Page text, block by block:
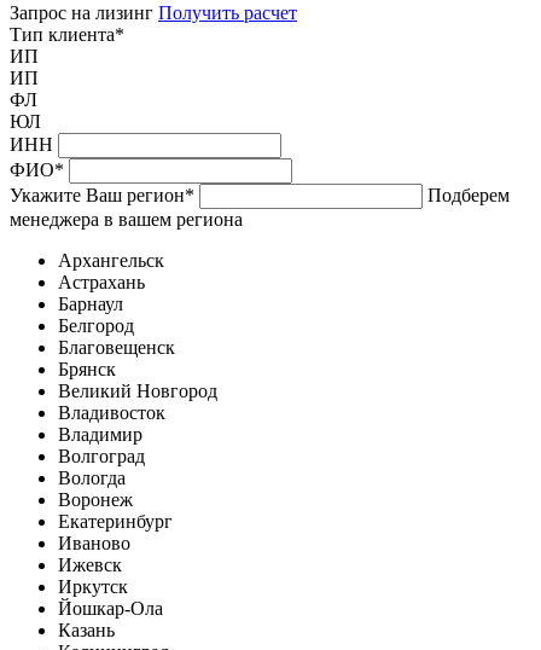
Запрос на лизинг Получить расчет
Тип клиента*
ИП
ИП
ФЛ
ЮЛ
ИНН
ФИО*
Укажите Ваш регион*
Подберем
менеджера в вашем региона
Архангельск
Астрахань
Барнаул
Белгород
Благовещенск
Брянск
Великий Новгород
Владивосток
Владимир
Волгоград
Вологда
Воронеж
Екатеринбург
Иваново
Ижевск
Иркутск
Йошкар-Ола
Казань